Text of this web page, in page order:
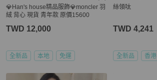
💎Han's house精品服飾💎moncler 羽
絨 背心 現貨 青年款 原價15600
TWD 12,000
全新品 本地 免運
絲領呔
TWD 4,241
全新品 香港